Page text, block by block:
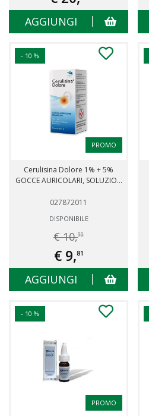
AGGIUNGI
- 10 %
PROMO
Cerulisina Dolore 1% + 5%
GOCCE AURICOLARI, SOLUZIO...
027872011
DISPONIBILE
€ 10,90
€ 9,81
AGGIUNGI
- 10 %
PROMO